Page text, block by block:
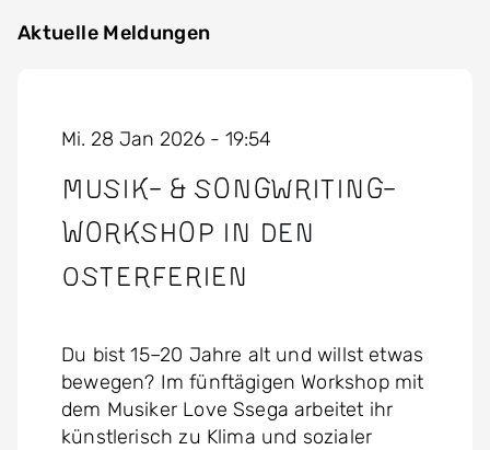
Aktuelle Meldungen
Mi. 28 Jan 2026 - 19:54
Musik- & Songwriting-
Workshop in den
Osterferien
Du bist 15–20 Jahre alt und willst etwas
bewegen? Im fünftägigen Workshop mit
dem Musiker Love Ssega arbeitet ihr
künstlerisch zu Klima und sozialer